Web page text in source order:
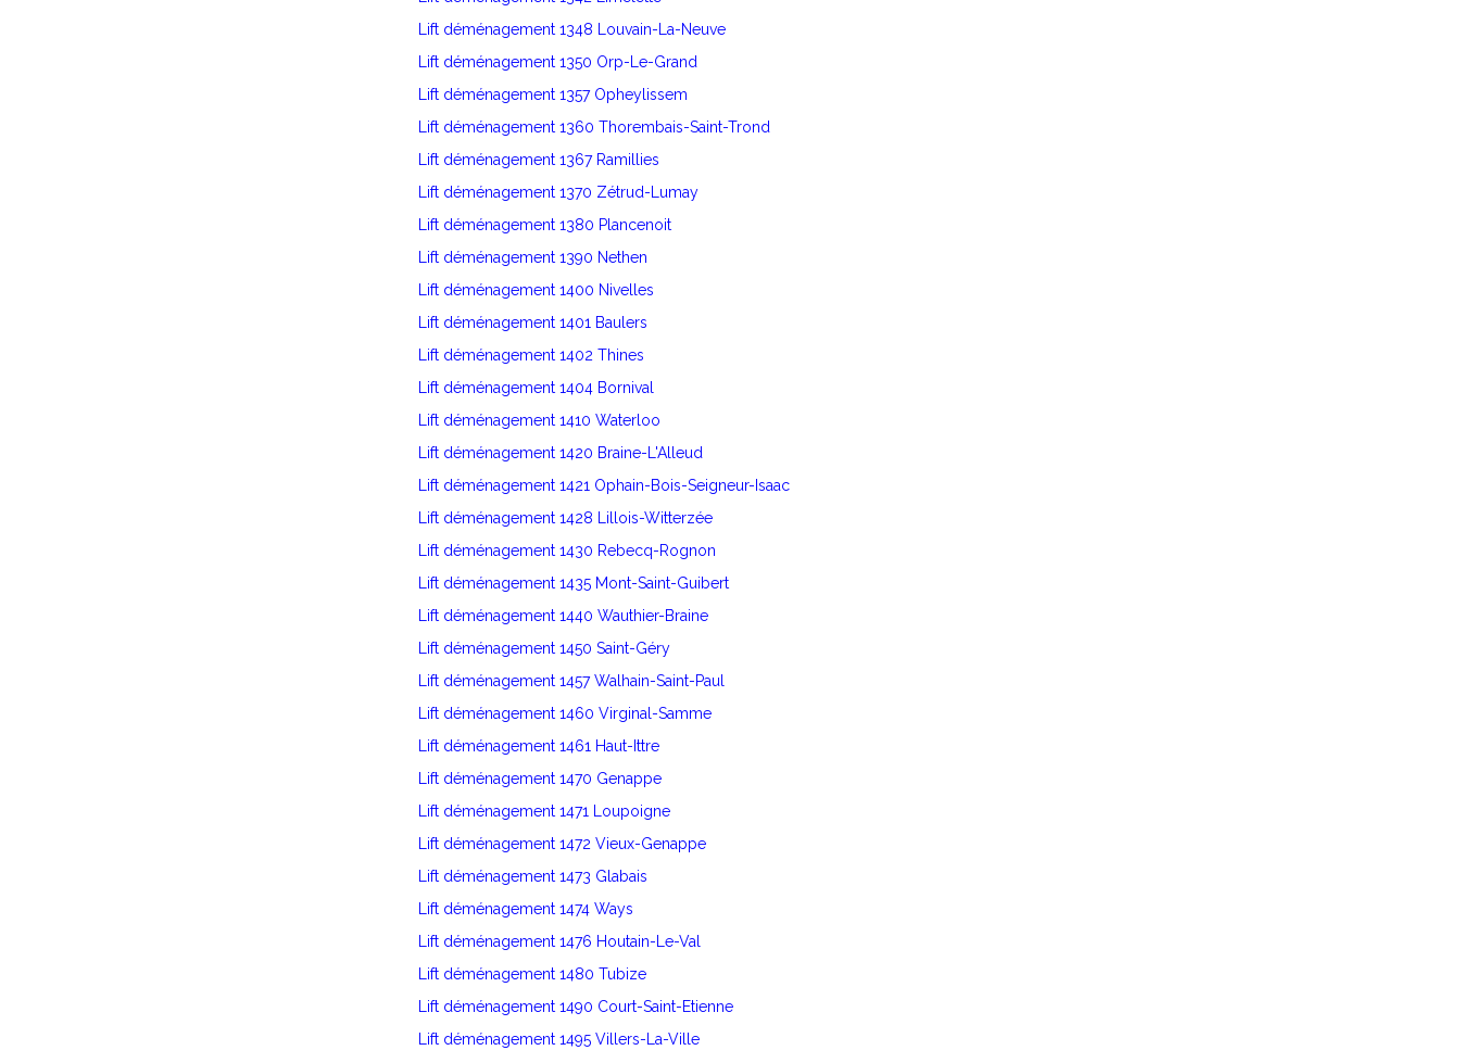
Lift déménagement 1348 Louvain-La-Neuve
Lift déménagement 1350 Orp-Le-Grand
Lift déménagement 1357 Opheylissem
Lift déménagement 1360 Thorembais-Saint-Trond
Lift déménagement 1367 Ramillies
Lift déménagement 1370 Zétrud-Lumay
Lift déménagement 1380 Plancenoit
Lift déménagement 1390 Nethen
Lift déménagement 1400 Nivelles
Lift déménagement 1401 Baulers
Lift déménagement 1402 Thines
Lift déménagement 1404 Bornival
Lift déménagement 1410 Waterloo
Lift déménagement 1420 Braine-L'Alleud
Lift déménagement 1421 Ophain-Bois-Seigneur-Isaac
Lift déménagement 1428 Lillois-Witterzée
Lift déménagement 1430 Rebecq-Rognon
Lift déménagement 1435 Mont-Saint-Guibert
Lift déménagement 1440 Wauthier-Braine
Lift déménagement 1450 Saint-Géry
Lift déménagement 1457 Walhain-Saint-Paul
Lift déménagement 1460 Virginal-Samme
Lift déménagement 1461 Haut-Ittre
Lift déménagement 1470 Genappe
Lift déménagement 1471 Loupoigne
Lift déménagement 1472 Vieux-Genappe
Lift déménagement 1473 Glabais
Lift déménagement 1474 Ways
Lift déménagement 1476 Houtain-Le-Val
Lift déménagement 1480 Tubize
Lift déménagement 1490 Court-Saint-Etienne
Lift déménagement 1495 Villers-La-Ville